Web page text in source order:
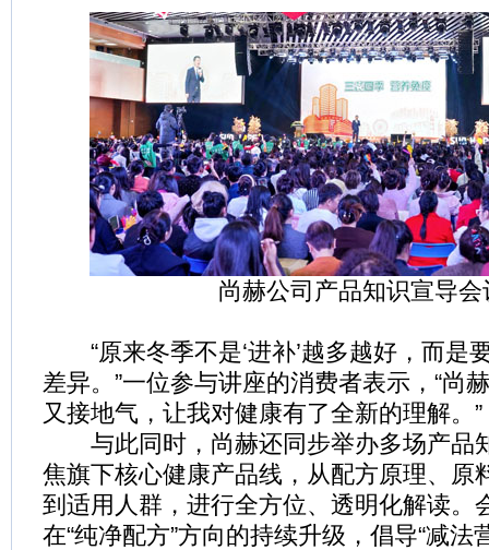
尚赫公司产品知识宣导会
“原来冬季不是‘进补’越多越好，而是
差异。”一位参与讲座的消费者表示，“尚
又接地气，让我对健康有了全新的理解。”
与此同时，尚赫还同步举办多场产品
焦旗下核心健康产品线，从配方原理、原
到适用人群，进行全方位、透明化解读。
在“纯净配方”方向的持续升级，倡导“减法